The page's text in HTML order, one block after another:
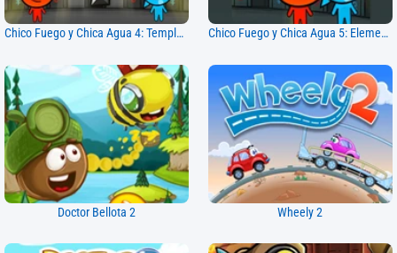
Chico Fuego y Chica Agua 4: Templo de Cristal Chico Fuego y Chica Agua 5: Elementos
Doctor Bellota 2 Wheely 2